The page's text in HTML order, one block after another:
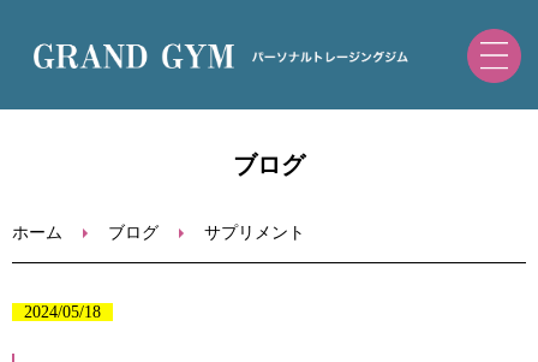
ブログ
ホーム ブログ サプリメント
2024/05/18